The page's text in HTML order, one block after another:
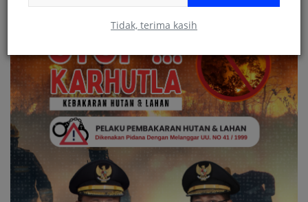
Tidak, terima kasih